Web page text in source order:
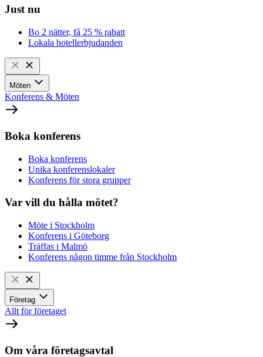
Just nu
Bo 2 nätter, få 25 % rabatt
Lokala hotellerbjudanden
Möten
Konferens & Möten
Boka konferens
Boka konferens
Unika konferenslokaler
Konferens för stora grupper
Var vill du hålla mötet?
Möte i Stockholm
Konferens i Göteborg
Träffas i Malmö
Konferens någon timme från Stockholm
Företag
Allt för företaget
Om våra företagsavtal